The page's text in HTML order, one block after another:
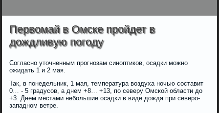
Первомай в Омске пройдет в
дождливую погоду
Согласно уточненным прогнозам синоптиков, осадки можно
ожидать 1 и 2 мая.
Так, в понедельник, 1 мая, температура воздуха ночью составит
0… - 5 градусов, а днем +8… +13, по северу Омской области до
+3. Днем местами небольшие осадки в виде дождя при северо-
западном ветре.